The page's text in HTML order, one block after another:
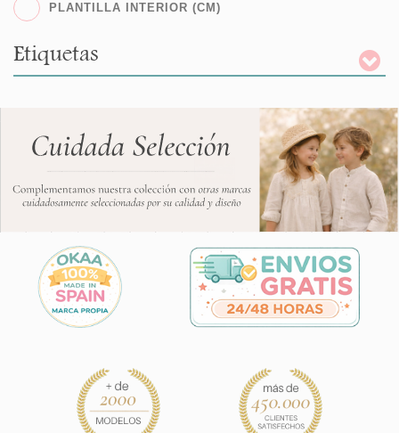
PLANTILLA INTERIOR (CM)
Etiquetas